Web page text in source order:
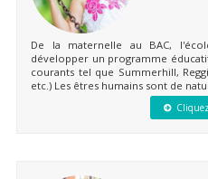
De la maternelle au BAC,
développer un programme
courants tel que Summerhill,
etc.) Les êtres humains sont de